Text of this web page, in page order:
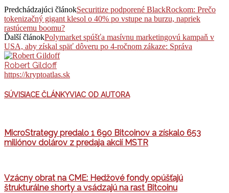
Predchádzajúci článokSecuritize podporené BlackRockom: Prečo
tokenizačný gigant klesol o 40% po vstupe na burzu, napriek
rastúcemu boomu?
Ďalší článokPolymarket spúšťa masívnu marketingovú kampaň v
USA, aby získal späť dôveru po 4-ročnom zákaze: Správa
Robert Gildoff
https://kryptoatlas.sk
SÚVISIACE ČLÁNKYVIAC OD AUTORA
MicroStrategy predalo 1 690 Bitcoinov a získalo 653
miliónov dolárov z predaja akcií MSTR
Vzácny obrat na CME: Hedžové fondy opúšťajú
štrukturálne shorty a vsádzajú na rast Bitcoinu